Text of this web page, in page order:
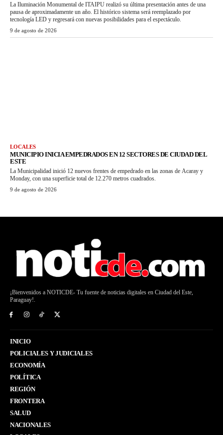
La Iluminación Monumental de ITAIPU realizó su última presentación antes de una
pausa de aproximadamente un año. El histórico sistema será reemplazado por
tecnología LED y regresará con nuevas posibilidades para el espectáculo.
9 de agosto de 2026
LOCALES
MUNICIPIO INICIA EMPEDRADOS EN 12 SECTORES DE CIUDAD DEL
ESTE
La Municipalidad inició 12 nuevos frentes de empedrado en las zonas de Acaray y
Monday, con una superficie total de 12.270 metros cuadrados.
9 de agosto de 2026
¡Bienvenidos a NOTICDE- Tu fuente de noticias digitales en Ciudad del Este,
Paraguay!.
INICIO
POLICIALES Y JUDICIALES
ECONOMÍA
POLÍTICA
REGIÓN
FRONTERA
SALUD
NACIONALES